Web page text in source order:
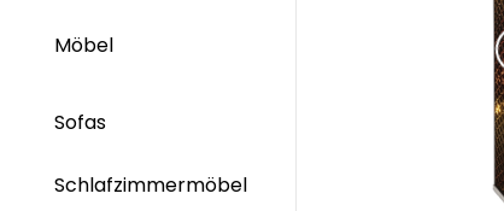
Möbel
Sofas
Schlafzimmermöbel